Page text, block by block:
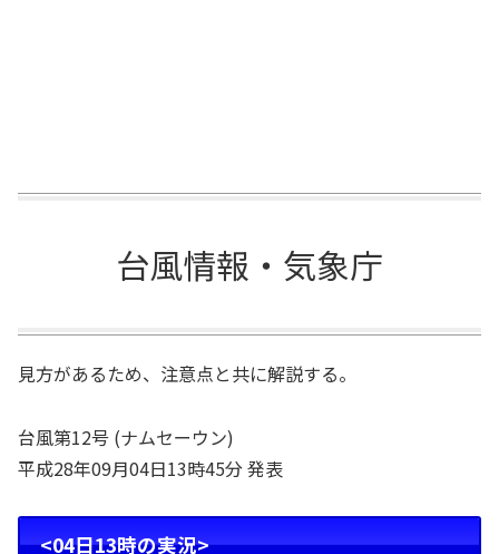
台風情報・気象庁
見方があるため、注意点と共に解説する。
台風第12号 (ナムセーウン)
平成28年09月04日13時45分 発表
<04日13時の実況>